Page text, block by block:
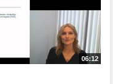
06:12